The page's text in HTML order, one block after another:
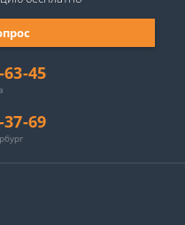
63-45
37-69